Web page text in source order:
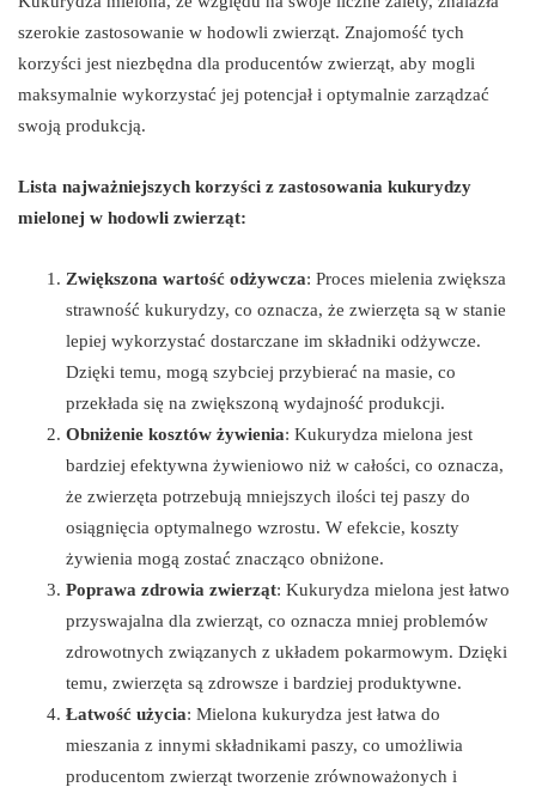
szerokie zastosowanie w hodowli zwierząt. Znajomość tych
korzyści jest niezbędna dla producentów zwierząt, aby mogli
maksymalnie wykorzystać jej potencjał i optymalnie zarządzać
swoją produkcją.
Lista najważniejszych korzyści z zastosowania kukurydzy
mielonej w hodowli zwierząt:
Zwiększona wartość odżywcza: Proces mielenia zwiększa
strawność kukurydzy, co oznacza, że zwierzęta są w stanie
lepiej wykorzystać dostarczane im składniki odżywcze.
Dzięki temu, mogą szybciej przybierać na masie, co
przekłada się na zwiększoną wydajność produkcji.
Obniżenie kosztów żywienia: Kukurydza mielona jest
bardziej efektywna żywieniowo niż w całości, co oznacza,
że zwierzęta potrzebują mniejszych ilości tej paszy do
osiągnięcia optymalnego wzrostu. W efekcie, koszty
żywienia mogą zostać znacząco obniżone.
Poprawa zdrowia zwierząt: Kukurydza mielona jest łatwo
przyswajalna dla zwierząt, co oznacza mniej problemów
zdrowotnych związanych z układem pokarmowym. Dzięki
temu, zwierzęta są zdrowsze i bardziej produktywne.
Łatwość użycia: Mielona kukurydza jest łatwa do
mieszania z innymi składnikami paszy, co umożliwia
producentom zwierząt tworzenie zrównoważonych i